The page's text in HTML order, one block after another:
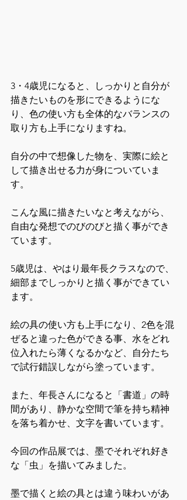
3・4歳児になると、しっかりと自分が
描きたいものを形にできるようにな
り、色の使い方も全体的なバランスの
取り方も上手になりますね。
自分の中で想像した物を、実際に絵と
して描き出せる力が身についていま
す。
こんな風に描きたいなと考えながら、
自由な発想でのびのびと描く事ができ
ています。
5歳児は、やはり最年長クラスなので、
細部までしっかりと描く事ができてい
ます。
絵の具の使い方も上手になり、2色を混
ぜると違った色ができる事、水をどれ
位入れたら薄くなるかなど、自分たち
で試行錯誤しながら塗っています。
また、年長さんになると「書道」の時
間があり、静かな空間で筆を持ち精神
を落ち着かせ、文字を書いています。
今回の作品展では、墨でそれぞれ好き
な「虫」を描いてみました。
墨で描くと絵の具とは違う味わいがあ